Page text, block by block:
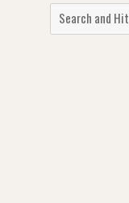
Search
for: